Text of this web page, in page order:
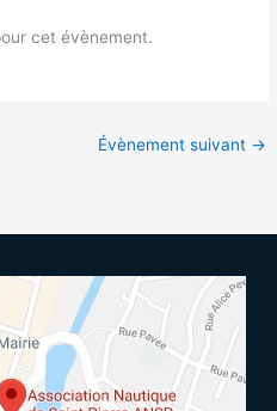
cet évènement.
Évènement suivant →